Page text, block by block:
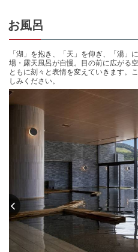
チェックイン15:00〜20:00
チェックアウト 〜10:00
お風呂
「湖」を抱き、「天」を仰ぎ、「湯
場・露天風呂が自慢。目の前に広がる
ともに刻々と表情を変えていきます。
しみください。